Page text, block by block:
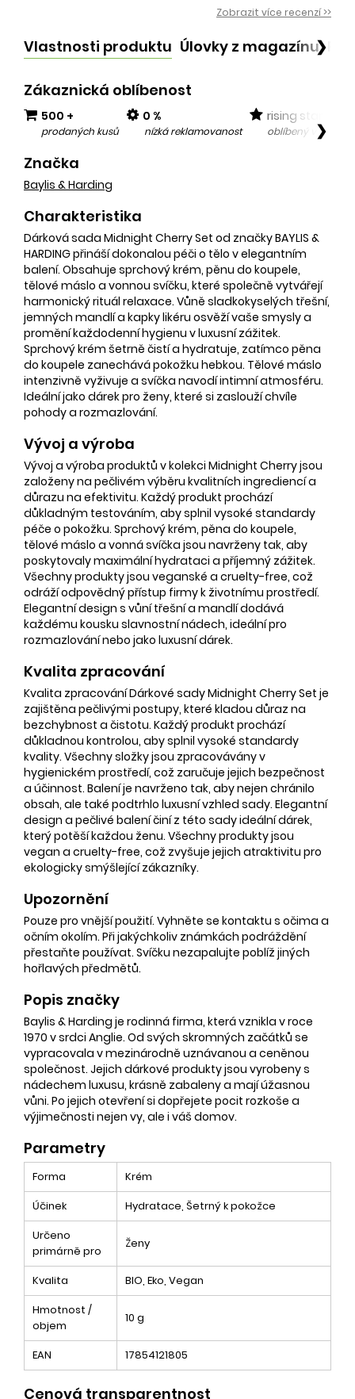
Zobrazit více recenzí >>
Vlastnosti produktu Úlovky z magazínu❯
Zákaznická oblíbenost
500 +
prodaných kusů
0 %
nízká reklamovanost
rising star
oblíbený v❯
Značka
Baylis & Harding
Charakteristika
Dárková sada Midnight Cherry Set od značky BAYLIS &
HARDING přináší dokonalou péči o tělo v elegantním
balení. Obsahuje sprchový krém, pěnu do koupele,
tělové máslo a vonnou svíčku, které společně vytvářejí
harmonický rituál relaxace. Vůně sladkokyselých třešní,
jemných mandlí a kapky likéru osvěží vaše smysly a
promění každodenní hygienu v luxusní zážitek.
Sprchový krém šetrně čistí a hydratuje, zatímco pěna
do koupele zanechává pokožku hebkou. Tělové máslo
intenzivně vyživuje a svíčka navodí intimní atmosféru.
Ideální jako dárek pro ženy, které si zaslouží chvíle
pohody a rozmazlování.
Vývoj a výroba
Vývoj a výroba produktů v kolekci Midnight Cherry jsou
založeny na pečlivém výběru kvalitních ingrediencí a
důrazu na efektivitu. Každý produkt prochází
důkladným testováním, aby splnil vysoké standardy
péče o pokožku. Sprchový krém, pěna do koupele,
tělové máslo a vonná svíčka jsou navrženy tak, aby
poskytovaly maximální hydrataci a příjemný zážitek.
Všechny produkty jsou veganské a cruelty-free, což
odráží odpovědný přístup firmy k životnímu prostředí.
Elegantní design s vůní třešní a mandlí dodává
každému kousku slavnostní nádech, ideální pro
rozmazlování nebo jako luxusní dárek.
Kvalita zpracování
Kvalita zpracování Dárkové sady Midnight Cherry Set je
zajištěna pečlivými postupy, které kladou důraz na
bezchybnost a čistotu. Každý produkt prochází
důkladnou kontrolou, aby splnil vysoké standardy
kvality. Všechny složky jsou zpracovávány v
hygienickém prostředí, což zaručuje jejich bezpečnost
a účinnost. Balení je navrženo tak, aby nejen chránilo
obsah, ale také podtrhlo luxusní vzhled sady. Elegantní
design a pečlivé balení činí z této sady ideální dárek,
který potěší každou ženu. Všechny produkty jsou
vegan a cruelty-free, což zvyšuje jejich atraktivitu pro
ekologicky smýšlející zákazníky.
Upozornění
Pouze pro vnější použití. Vyhněte se kontaktu s očima a
očním okolím. Při jakýchkoliv známkách podráždění
přestaňte používat. Svíčku nezapalujte poblíž jiných
hořlavých předmětů.
Popis značky
Baylis & Harding je rodinná firma, která vznikla v roce
1970 v srdci Anglie. Od svých skromných začátků se
vypracovala v mezinárodně uznávanou a ceněnou
společnost. Jejich dárkové produkty jsou vyrobeny s
nádechem luxusu, krásně zabaleny a mají úžasnou
vůni. Po jejich otevření si dopřejete pocit rozkoše a
výjimečnosti nejen vy, ale i váš domov.
Parametry
Forma
Krém
Účinek
Hydratace, Šetrný k pokožce
Určeno
primárně pro
Ženy
Kvalita
BIO, Eko, Vegan
Hmotnost /
objem
10 g
EAN 17854121805
Cenová transparentnost